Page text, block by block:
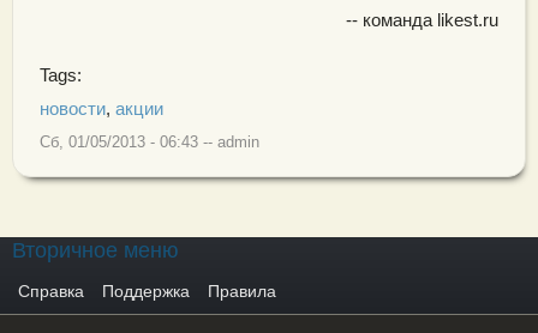
-- команда likest.ru
Tags:
новости, акции
Сб, 01/05/2013 - 06:43-- admin
Вторичное меню
Справка Поддержка Правила